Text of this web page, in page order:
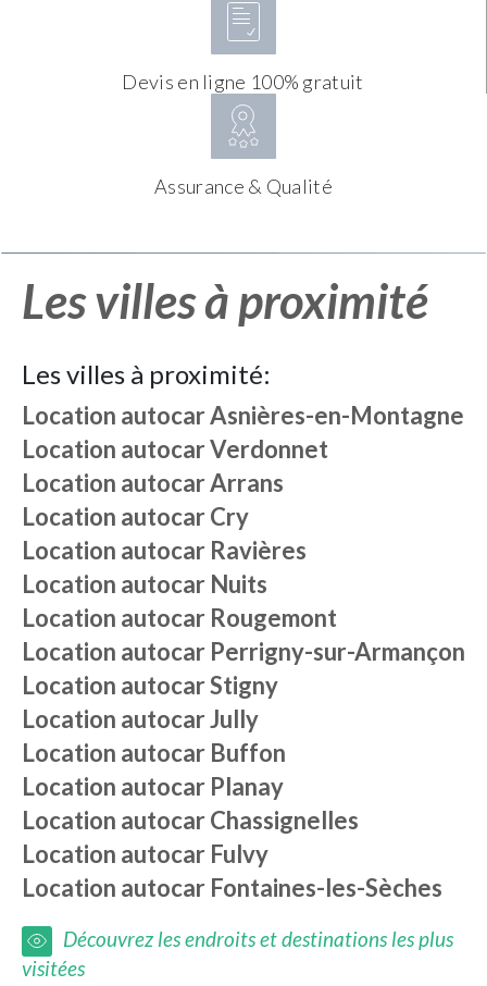
Devis en ligne 100% gratuit
Assurance & Qualité
Les villes à proximité
Les villes à proximité:
Location autocarAsnières-en-Montagne
Location autocarVerdonnet
Location autocarArrans
Location autocarCry
Location autocar Ravières
Location autocar Nuits
Location autocar Rougemont
Location autocar Perrigny-sur-Armançon
Location autocarStigny
Location autocarJully
Location autocar Buffon
Location autocar Planay
Location autocarChassignelles
Location autocar Fulvy
Location autocar Fontaines-les-Sèches
Découvrez les endroits et destinations les plus
visitées